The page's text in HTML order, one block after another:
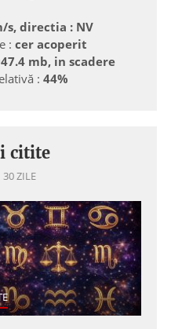
s, directia : NV
: cer acoperit
mb, in scadere
: 44%
citite
30 ZILE